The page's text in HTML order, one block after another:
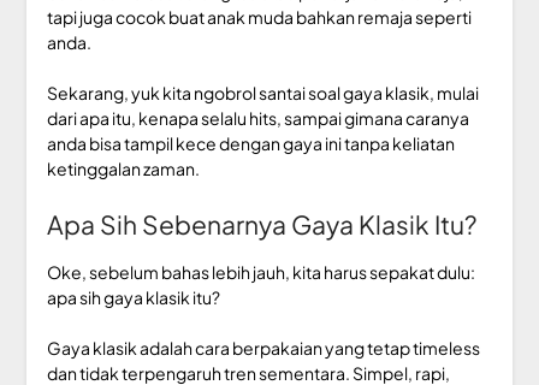
tapi juga cocok buat anak muda bahkan remaja seperti
anda.
Sekarang, yuk kita ngobrol santai soal gaya klasik, mulai
dari apa itu, kenapa selalu hits, sampai gimana caranya
anda bisa tampil kece dengan gaya ini tanpa keliatan
ketinggalan zaman.
Apa Sih Sebenarnya Gaya Klasik Itu?
Oke, sebelum bahas lebih jauh, kita harus sepakat dulu:
apa sih gaya klasik itu?
Gaya klasik adalah cara berpakaian yang tetap timeless
dan tidak terpengaruh tren sementara. Simpel, rapi,